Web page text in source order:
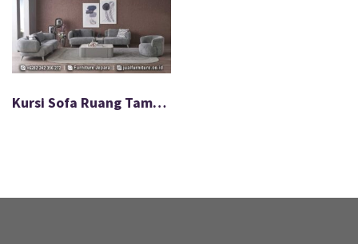
Kursi Sofa Ruang Tamu Minimalis Modern Terbaru FS-030